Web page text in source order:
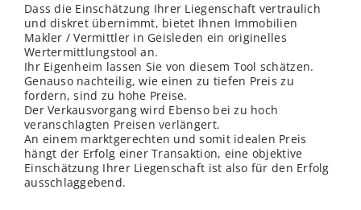
Dass die Einschätzung Ihrer Liegenschaft vertraulich
und diskret übernimmt, bietet Ihnen Immobilien
Makler / Vermittler in Geisleden ein originelles
Wertermittlungstool an.
Ihr Eigenheim lassen Sie von diesem Tool schätzen.
Genauso nachteilig, wie einen zu tiefen Preis zu
fordern, sind zu hohe Preise.
Der Verkausvorgang wird Ebenso bei zu hoch
veranschlagten Preisenverlängert.
An einem marktgerechten und somit idealen Preis
hängt der Erfolg einer Transaktion, eine objektive
Einschätzung Ihrer Liegenschaft ist also für den Erfolg
ausschlaggebend.